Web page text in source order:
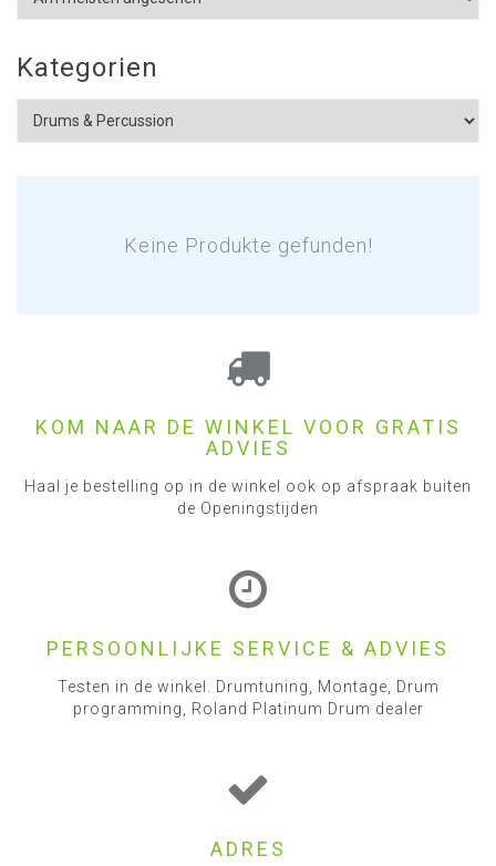
Kategorien
Keine Produkte gefunden!
KOM NAAR DE WINKEL VOOR GRATIS
ADVIES
Haal je bestelling op in de winkel ook op afspraak buiten
de Openingstijden
PERSOONLIJKE SERVICE & ADVIES
Testen in de winkel. Drumtuning, Montage, Drum
programming, Roland Platinum Drum dealer
ADRES